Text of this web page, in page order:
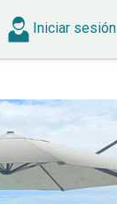
Iniciar sesión